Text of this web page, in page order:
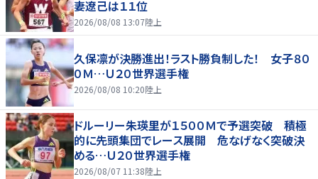
妻遼己は１１位
2026/08/08 13:07陸上
久保凛が決勝進出！ラスト勝負制した！ 女子８０
０Ｍ…Ｕ２０世界選手権
2026/08/08 10:20陸上
ドルーリー朱瑛里が１５００Ｍで予選突破 積極
的に先頭集団でレース展開 危なげなく突破決
める…Ｕ２０世界選手権
2026/08/07 11:38陸上